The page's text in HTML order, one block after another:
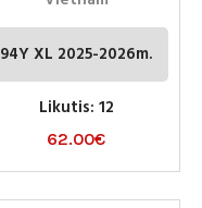
94Y XL 2025-2026m.
Likutis: 12
62.00€